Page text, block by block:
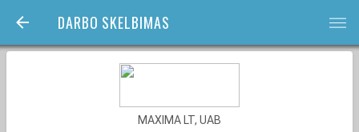
DARBO SKELBIMAS bars
MAXIMA LT, UAB